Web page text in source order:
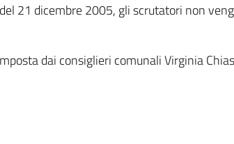
21 dicembre 2005, gli scrutatori non
dai consiglieri comunali Virginia